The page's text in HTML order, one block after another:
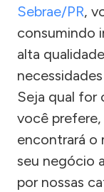
Sebrae/PR,
consumindo
alta
Seja qual
você
encontrará o
seu negócio
por nossas